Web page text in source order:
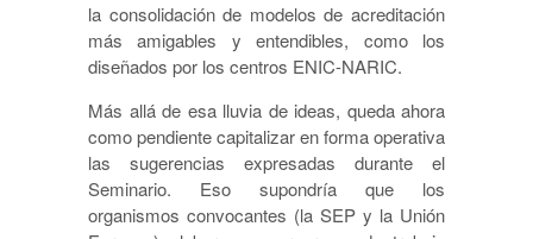
la consolidación de modelos de acreditación
más amigables y entendibles, como los
diseñados por los centros ENIC-NARIC.
Más allá de esa lluvia de ideas, queda ahora
como pendiente capitalizar en forma operativa
las sugerencias expresadas durante el
Seminario. Eso supondría que los
organismos convocantes (la SEP y la Unión